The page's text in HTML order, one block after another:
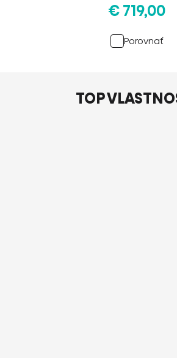
€ 719,00
Porovnať
TOP